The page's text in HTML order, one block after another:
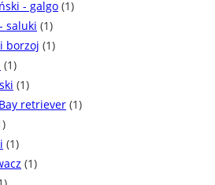
- galgo (1)
saluki (1)
borzoj (1)
(1)
(1)
retriever (1)
(1)
(1)